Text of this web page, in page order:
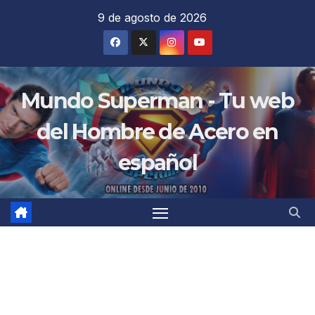
9 de agosto de 2026
Mundo Superman - Tu web
del Hombre de Acero en
español